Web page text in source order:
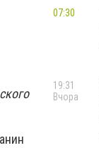
07:30
19:31
Вчора